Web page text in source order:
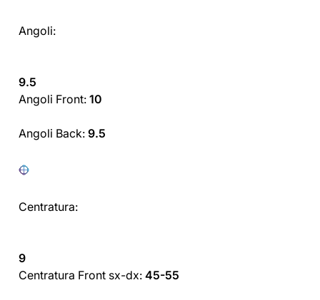
Angoli:
9.5
Angoli Front: 10
Angoli Back: 9.5
Centratura:
9
Centratura Front sx-dx: 45-55